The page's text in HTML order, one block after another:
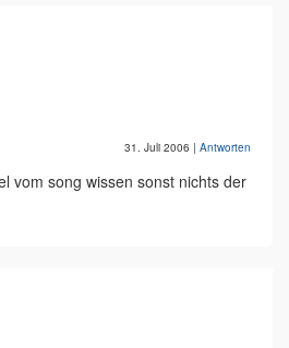
31. Juli 2006 | Antworten
vom song wissen sonst nichts der